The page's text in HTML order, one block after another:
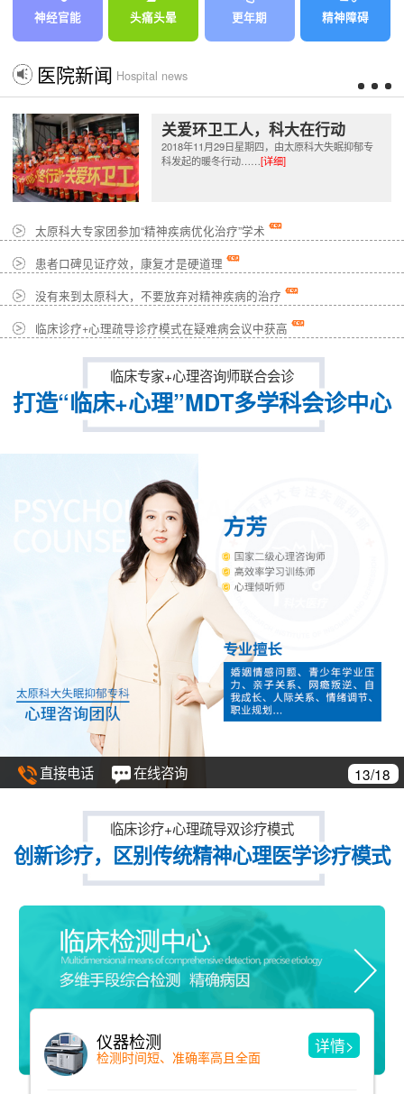
神经官能 头痛头晕 更年期 精神障碍
医院新闻 Hospital news
关爱环卫工人，科大在行动
2018年11月29日星期四，由太原科大失眠抑郁专
科发起的暖冬行动……[详细]
太原科大专家团参加“精神疾病优化治疗”学术
患者口碑见证疗效，康复才是硬道理
没有来到太原科大，不要放弃对精神疾病的治疗
临床诊疗+心理疏导诊疗模式在疑难病会议中获高
临床专家+心理咨询师联合会诊
打造“临床+心理”MDT多学科会诊中心
直接电话 在线咨询 13/18
临床诊疗+心理疏导双诊疗模式
创新诊疗，区别传统精神心理医学诊疗模式
仪器检测
检测时间短、准确率高且全面
详情>